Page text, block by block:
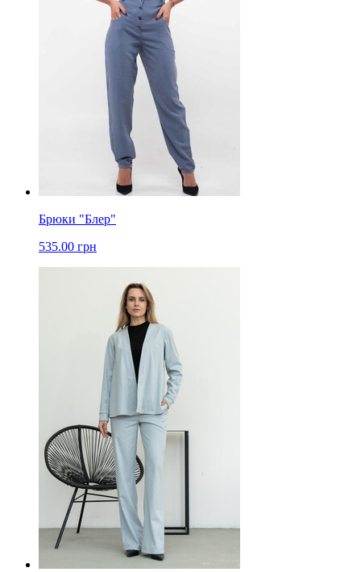
Брюки "Блер"
535.00 грн